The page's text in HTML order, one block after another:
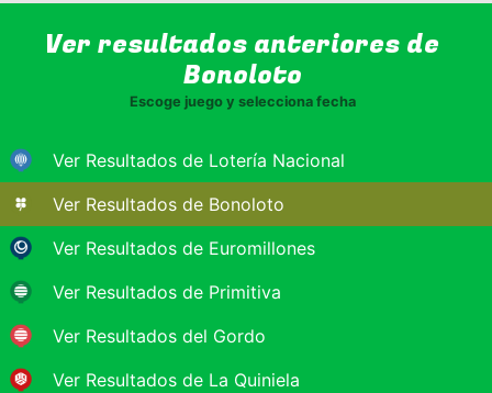
Ver resultados anteriores de
Bonoloto
Escoge juego y selecciona fecha
Ver Resultados de Lotería Nacional
Ver Resultados de Bonoloto
Ver Resultados de Euromillones
Ver Resultados de Primitiva
Ver Resultados del Gordo
Ver Resultados de La Quiniela